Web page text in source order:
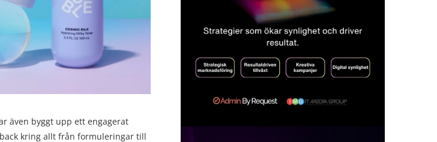
även byggt upp ett engagerat
kring allt från formuleringar till